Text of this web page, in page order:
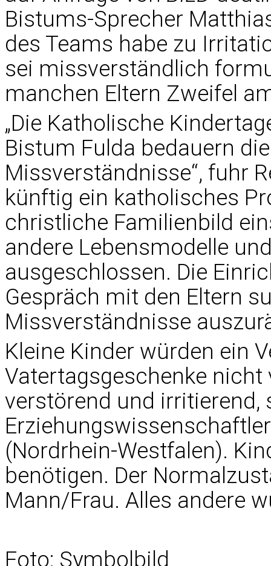
Bistums-Sprecher
des Teams habe zu
sei missverständlich
manchen Eltern Zweifel
„Die Katholische
Bistum Fulda bedauern
Missverständnisse“, fuhr
künftig ein katholisches
christliche Familienbild
andere Lebensmodelle
ausgeschlossen. Die
Gespräch mit den Eltern
Missverständnisse
Kleine Kinder würden ein
Vatertagsgeschenke nicht
verstörend und irritierend,
(Nordrhein-Westfalen).
benötigen. Der
Mann/Frau. Alles andere
Foto: Symbolbild